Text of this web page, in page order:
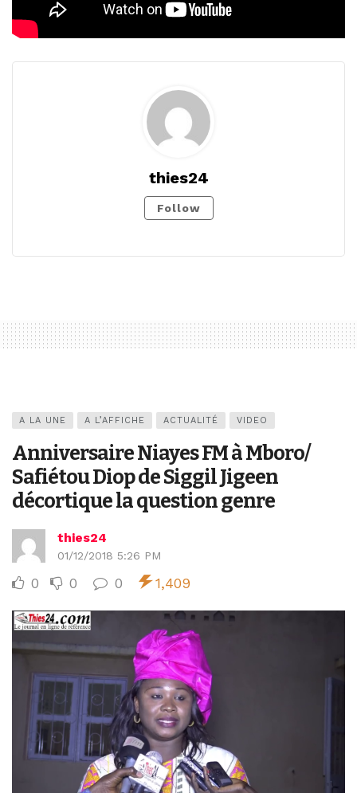
thies24
Follow
A LA UNE A L’AFFICHE ACTUALITÉ VIDEO
Anniversaire Niayes FM à Mboro/
Safiétou Diop de Siggil Jigeen
décortique la question genre
thies24
01/12/2018 5:26 PM
0 0 0 1,409